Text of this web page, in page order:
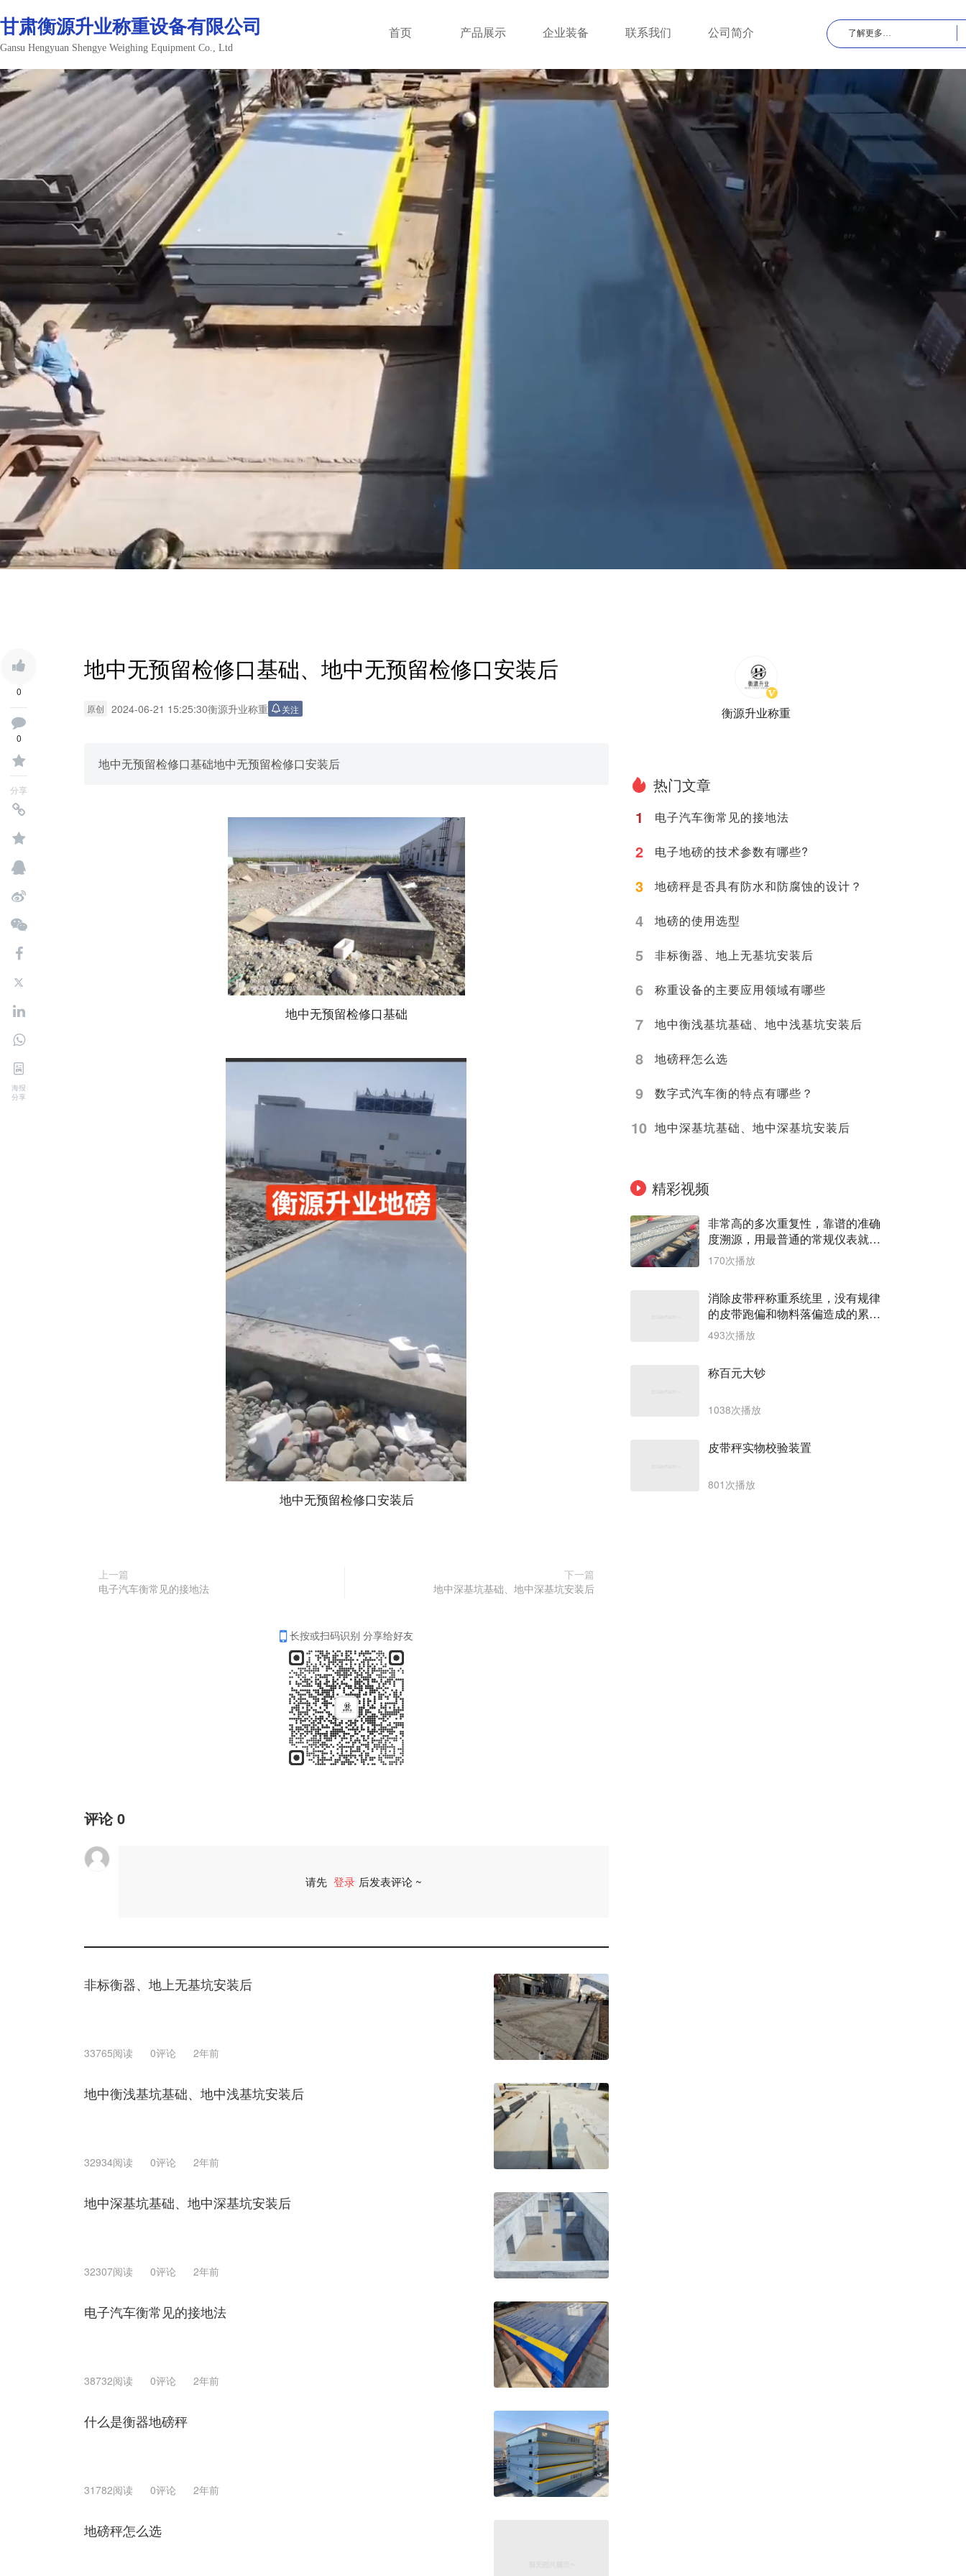
首页
产品展示 企业装备 联系我们 公司简介
甘肃衡源升业称重设备有限公司
Gansu Hengyuan Shengye Weighing Equipment Co., Ltd
0
0
分享
海报
分享
地中无预留检修口基础、地中无预留检修口安装后
原创 2024-06-21 15:25:30衡源升业称重 关注
地中无预留检修口基础地中无预留检修口安装后
地中无预留检修口基础
地中无预留检修口安装后
上一篇
电子汽车衡常见的接地法
下一篇
地中深基坑基础、地中深基坑安装后
长按或扫码识别 分享给好友
评论0
请先 登录 后发表评论 ~
非标衡器、地上无基坑安装后
33765阅读 0评论 2年前
地中衡浅基坑基础、地中浅基坑安装后
32934阅读 0评论 2年前
地中深基坑基础、地中深基坑安装后
32307阅读 0评论 2年前
电子汽车衡常见的接地法
38732阅读 0评论 2年前
什么是衡器地磅秤
31782阅读 0评论 2年前
地磅秤怎么选
衡源升业称重
热门文章
1
电子汽车衡常见的接地法
2 电子地磅的技术参数有哪些?
3 地磅秤是否具有防水和防腐蚀的设计？
4 地磅的使用选型
5 非标衡器、地上无基坑安装后
6 称重设备的主要应用领域有哪些
7 地中衡浅基坑基础、地中浅基坑安装后
8 地磅秤怎么选
9 数字式汽车衡的特点有哪些？
10 地中深基坑基础、地中深基坑安装后
精彩视频
非常高的多次重复性，靠谱的准确
度溯源，用最普通的常规仪表就能
测出非常精准的原始数据。数据是
最有价值的。
170次播放
消除皮带秤称重系统里，没有规律
的皮带跑偏和物料落偏造成的累计
称重误差。
493次播放
称百元大钞
1038次播放
皮带秤实物校验装置
801次播放